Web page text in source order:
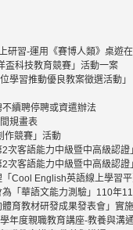
研習-運用《賽博人類》桌遊
盃科技教育競賽」活動一案
學習推動優良教案徵選活動」
續聘停聘或資遣辦法
規畫表
作競賽」活動
次客語能力中級暨中高級認
次客語能力中級暨中高級認
Cool English英語線上學習
「華語文能力測驗」110年
育教材研發成果發表會」實
年度親職教育講座-教養與溝